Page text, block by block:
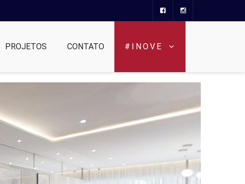
PROJETOS CONTATO #INOVE